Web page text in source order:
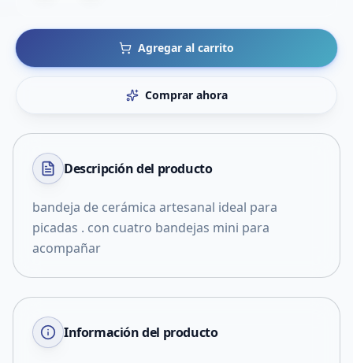
Agregar al carrito
Comprar ahora
Descripción del producto
bandeja de cerámica artesanal ideal para
picadas . con cuatro bandejas mini para
acompañar
Información del producto